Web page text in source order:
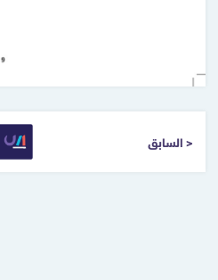
< السابق